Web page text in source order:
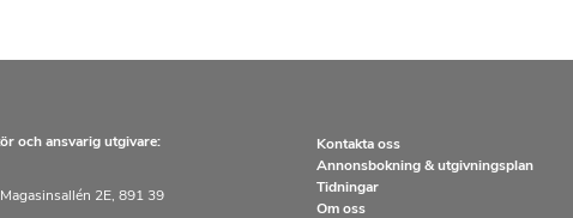
och ansvarig utgivare:
Magasinsallén 2E, 891 39
Kontakta oss
Annonsbokning & utgivningsplan
Tidningar
Om oss